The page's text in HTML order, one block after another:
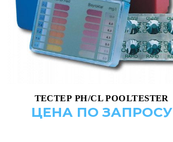
ДОБАВИТЬ В КОРЗИНУ
ТЕСТЕР PH/CL POOLTESTER
ЦЕНА ПО ЗАПРОСУ